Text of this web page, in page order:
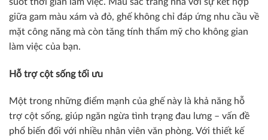
giữa gam màu xám và đỏ, ghế không chỉ đáp ứng nhu cầu về
mặt công năng mà còn tăng tính thẩm mỹ cho không gian
làm việc của bạn.
Hỗ trợ cột sống tối ưu
Một trong những điểm mạnh của ghế này là khả năng hỗ
trợ cột sống, giúp ngăn ngừa tình trạng đau lưng – vấn đề
phổ biến đối với nhiều nhân viên văn phòng. Với thiết kế